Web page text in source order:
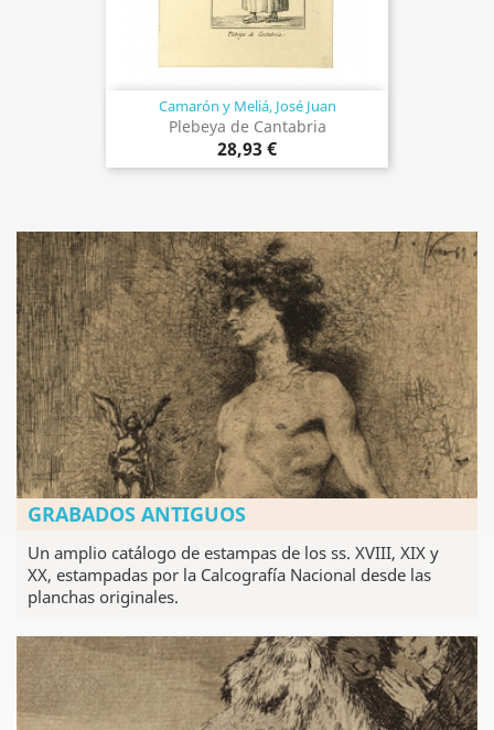
Camarón y Meliá, José Juan
Plebeya de Cantabria
28,93 €
GRABADOS ANTIGUOS
Un amplio catálogo de estampas de los ss. XVIII, XIX y
XX, estampadas por la Calcografía Nacional desde las
planchas originales.